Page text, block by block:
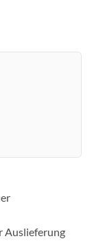
Auslieferung